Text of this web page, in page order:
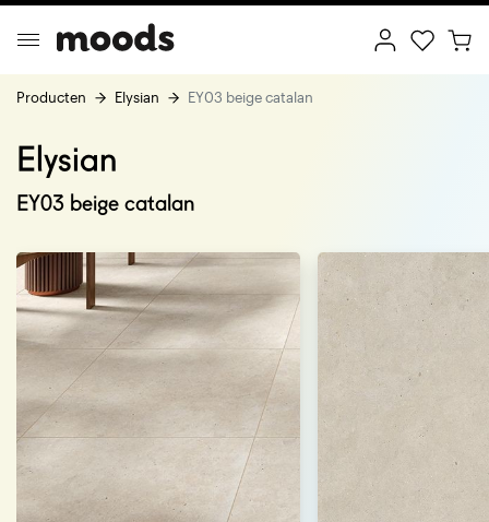
Minimalism
Producten Elysian EY03 beige catalan
Elysian
EY03 beige catalan